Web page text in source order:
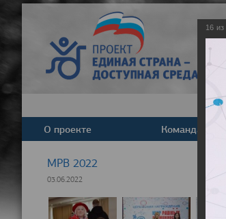
О проекте Команда
МРВ 2022
03.06.2022
16 из